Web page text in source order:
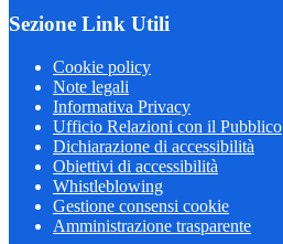
Sezione Link Utili
Cookie policy
Note legali
Informativa Privacy
Ufficio Relazioni con il Pubblico
Dichiarazione di accessibilità
Obiettivi di accessibilità
Whistleblowing
Gestione consensi cookie
Amministrazione trasparente